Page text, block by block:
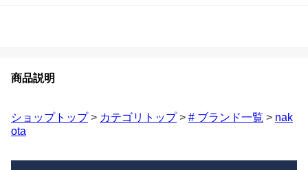
商品説明
ショップトップ> カテゴリトップ> # ブランド一覧 > nak
ota